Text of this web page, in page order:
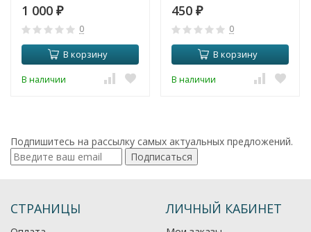
1 000 ₽
0
В корзину
В наличии
450 ₽
0
В корзину
В наличии
Подпишитесь на рассылку самых актуальных предложений.
Подписаться
СТРАНИЦЫ ЛИЧНЫЙ КАБИНЕТ